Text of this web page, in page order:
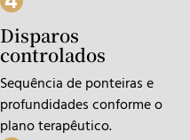
Disparos
controlados
Sequência de ponteiras e
profundidades conforme o
plano terapêutico.